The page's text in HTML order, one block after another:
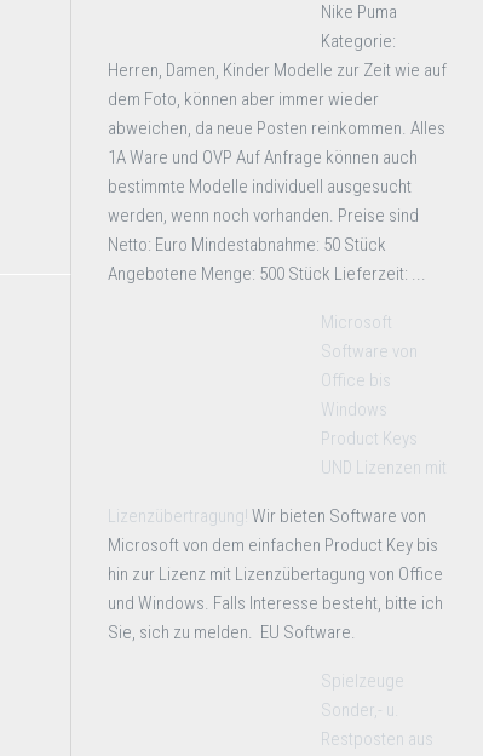
Nike Puma
Kategorie:
Herren, Damen, Kinder Modelle zur Zeit wie auf
dem Foto, können aber immer wieder
abweichen, da neue Posten reinkommen. Alles
1A Ware und OVP Auf Anfrage können auch
bestimmte Modelle individuell ausgesucht
werden, wenn noch vorhanden. Preise sind
Netto: Euro Mindestabnahme: 50 Stück
Angebotene Menge: 500 Stück Lieferzeit: ...
Microsoft
Software von
Office bis
Windows
Product Keys
UND Lizenzen mit
Lizenzübertragung! Wir bieten Software von
Microsoft von dem einfachen Product Key bis
hin zur Lizenz mit Lizenzübertagung von Office
und Windows. Falls Interesse besteht, bitte ich
Sie, sich zu melden. EU Software.
Spielzeuge
Sonder,- u.
Restposten aus